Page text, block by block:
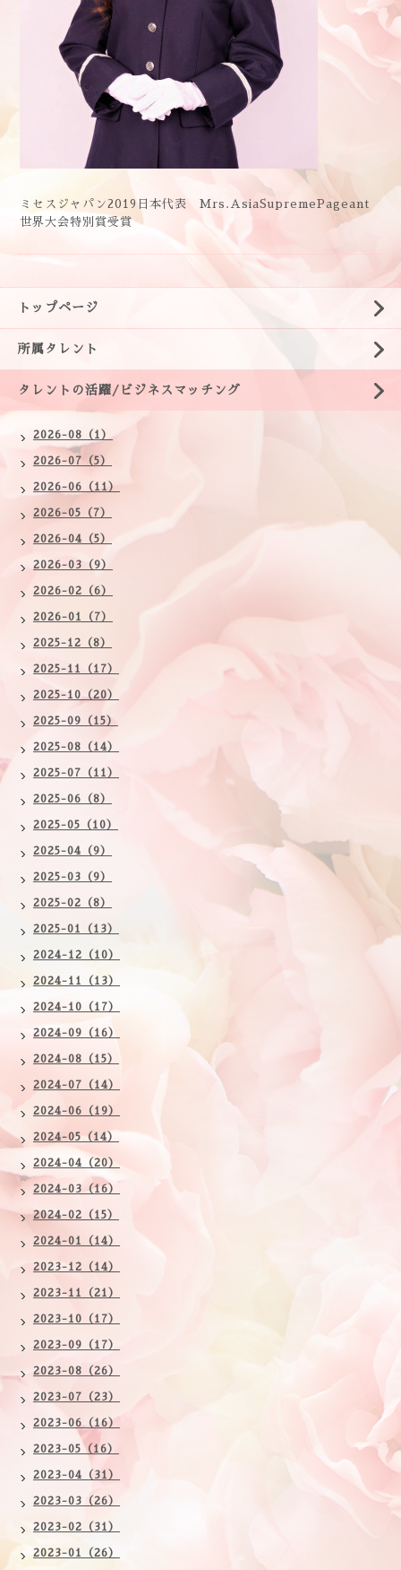
ミセスジャパン2019日本代表 Mrs.AsiaSupremePageant
世界大会特別賞受賞
トップページ
所属タレント
タレントの活躍/ビジネスマッチング
2026-08（1）
2026-07（5）
2026-06（11）
2026-05（7）
2026-04（5）
2026-03（9）
2026-02（6）
2026-01（7）
2025-12（8）
2025-11（17）
2025-10（20）
2025-09（15）
2025-08（14）
2025-07（11）
2025-06（8）
2025-05（10）
2025-04（9）
2025-03（9）
2025-02（8）
2025-01（13）
2024-12（10）
2024-11（13）
2024-10（17）
2024-09（16）
2024-08（15）
2024-07（14）
2024-06（19）
2024-05（14）
2024-04（20）
2024-03（16）
2024-02（15）
2024-01（14）
2023-12（14）
2023-11（21）
2023-10（17）
2023-09（17）
2023-08（26）
2023-07（23）
2023-06（16）
2023-05（16）
2023-04（31）
2023-03（26）
2023-02（31）
2023-01（26）